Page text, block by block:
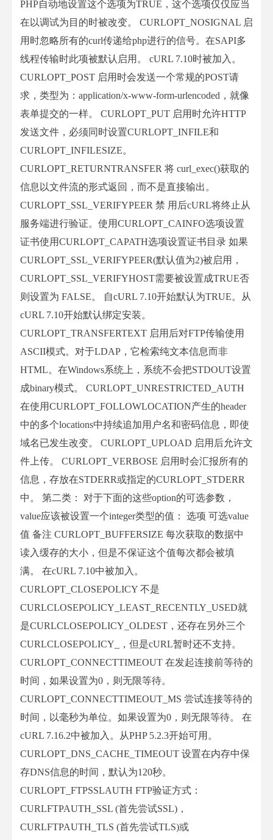
PHP自动地设置这个选项为TRUE，这个选项仅仅应当
在以调试为目的时被改变。 CURLOPT_NOSIGNAL 启
用时忽略所有的curl传递给php进行的信号。在SAPI多
线程传输时此项被默认启用。 cURL 7.10时被加入。
CURLOPT_POST 启用时会发送一个常规的POST请
求，类型为：application/x-www-form-urlencoded，就像
表单提交的一样。 CURLOPT_PUT 启用时允许HTTP
发送文件，必须同时设置CURLOPT_INFILE和
CURLOPT_INFILESIZE。
CURLOPT_RETURNTRANSFER 将 curl_exec()获取的
信息以文件流的形式返回，而不是直接输出。
CURLOPT_SSL_VERIFYPEER 禁 用后cURL将终止从
服务端进行验证。使用CURLOPT_CAINFO选项设置
证书使用CURLOPT_CAPATH选项设置证书目录 如果
CURLOPT_SSL_VERIFYPEER(默认值为2)被启用，
CURLOPT_SSL_VERIFYHOST需要被设置成TRUE否
则设置为 FALSE。 自cURL 7.10开始默认为TRUE。从
cURL 7.10开始默认绑定安装。
CURLOPT_TRANSFERTEXT 启用后对FTP传输使用
ASCII模式。对于LDAP，它检索纯文本信息而非
HTML。在Windows系统上，系统不会把STDOUT设置
成binary模式。 CURLOPT_UNRESTRICTED_AUTH
在使用CURLOPT_FOLLOWLOCATION产生的header
中的多个locations中持续追加用户名和密码信息，即使
域名已发生改变。 CURLOPT_UPLOAD 启用后允许文
件上传。 CURLOPT_VERBOSE 启用时会汇报所有的
信息，存放在STDERR或指定的CURLOPT_STDERR
中。 第二类： 对于下面的这些option的可选参数，
value应该被设置一个integer类型的值： 选项 可选value
值 备注 CURLOPT_BUFFERSIZE 每次获取的数据中
读入缓存的大小，但是不保证这个值每次都会被填
满。 在cURL 7.10中被加入。
CURLOPT_CLOSEPOLICY 不是
CURLCLOSEPOLICY_LEAST_RECENTLY_USED就
是CURLCLOSEPOLICY_OLDEST，还存在另外三个
CURLCLOSEPOLICY_，但是cURL暂时还不支持。
CURLOPT_CONNECTTIMEOUT 在发起连接前等待的
时间，如果设置为0，则无限等待。
CURLOPT_CONNECTTIMEOUT_MS 尝试连接等待的
时间，以毫秒为单位。如果设置为0，则无限等待。 在
cURL 7.16.2中被加入。从PHP 5.2.3开始可用。
CURLOPT_DNS_CACHE_TIMEOUT 设置在内存中保
存DNS信息的时间，默认为120秒。
CURLOPT_FTPSSLAUTH FTP验证方式：
CURLFTPAUTH_SSL (首先尝试SSL)，
CURLFTPAUTH_TLS (首先尝试TLS)或